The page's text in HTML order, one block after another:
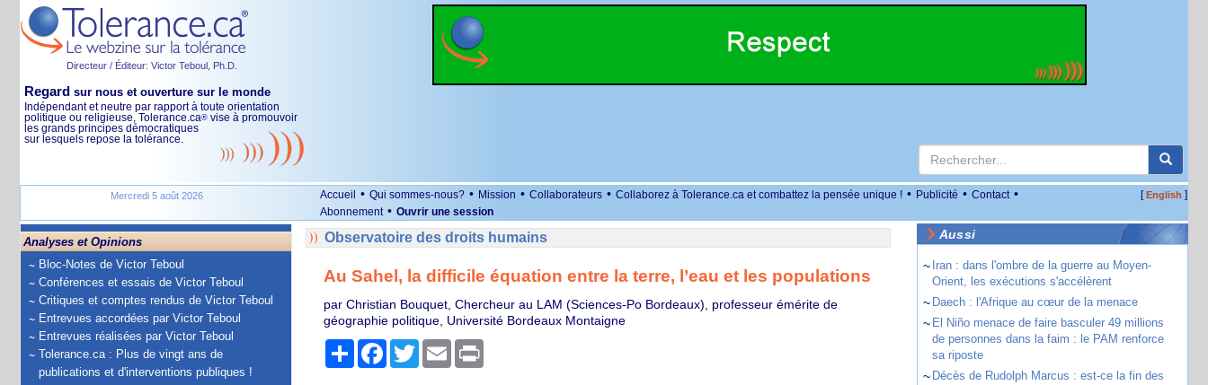
Directeur / Éditeur: Victor Teboul, Ph.D.
Regard sur nous et ouverture sur le monde
Indépendant et neutre par rapport à toute orientation
politique ou religieuse, Tolerance.ca® vise à promouvoir
les grands principes démocratiques
sur lesquels repose la tolérance.
Mercredi 5 août 2026 Accueil • Qui sommes-nous? • Mission • Collaborateurs • Collaborez à Tolerance.ca et combattez la pensée unique ! • Publicité • Contact •
Abonnement • Ouvrir une session
[English ]
Analyses et Opinions
Bloc-Notes de Victor Teboul
Conférences et essais de Victor Teboul
Critiques et comptes rendus de Victor Teboul
Entrevues accordées par Victor Teboul
Entrevues réalisées par Victor Teboul
Tolerance.ca : Plus de vingt ans de
publications et d'interventions publiques !
Observatoire des droits humains
Au Sahel, la difficile équation entre la terre, l’eau et les populations
par Christian Bouquet, Chercheur au LAM (Sciences-Po Bordeaux), professeur émérite de
géographie politique, Université Bordeaux Montaigne
PartagerFacebook
TwitterEmail Print
Aussi
~ Iran : dans l'ombre de la guerre au Moyen-
Orient, les exécutions s'accélèrent
~ Daech : l'Afrique au cœur de la menace
~ El Niño menace de faire basculer 49 millions
de personnes dans la faim : le PAM renforce
sa riposte
~ Décès de Rudolph Marcus : est-ce la fin des